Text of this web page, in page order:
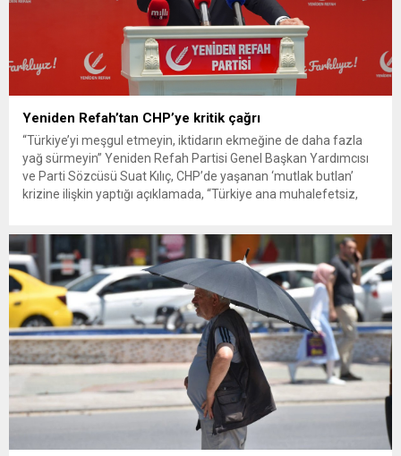
Yeniden Refah’tan CHP’ye kritik çağrı
“Türkiye’yi meşgul etmeyin, iktidarın ekmeğine de daha fazla
yağ sürmeyin” Yeniden Refah Partisi Genel Başkan Yardımcısı
ve Parti Sözcüsü Suat Kılıç, CHP’de yaşanan ‘mutlak butlan’
krizine ilişkin yaptığı açıklamada, “Türkiye ana muhalefetsiz,
olun. Türkiye’yi...